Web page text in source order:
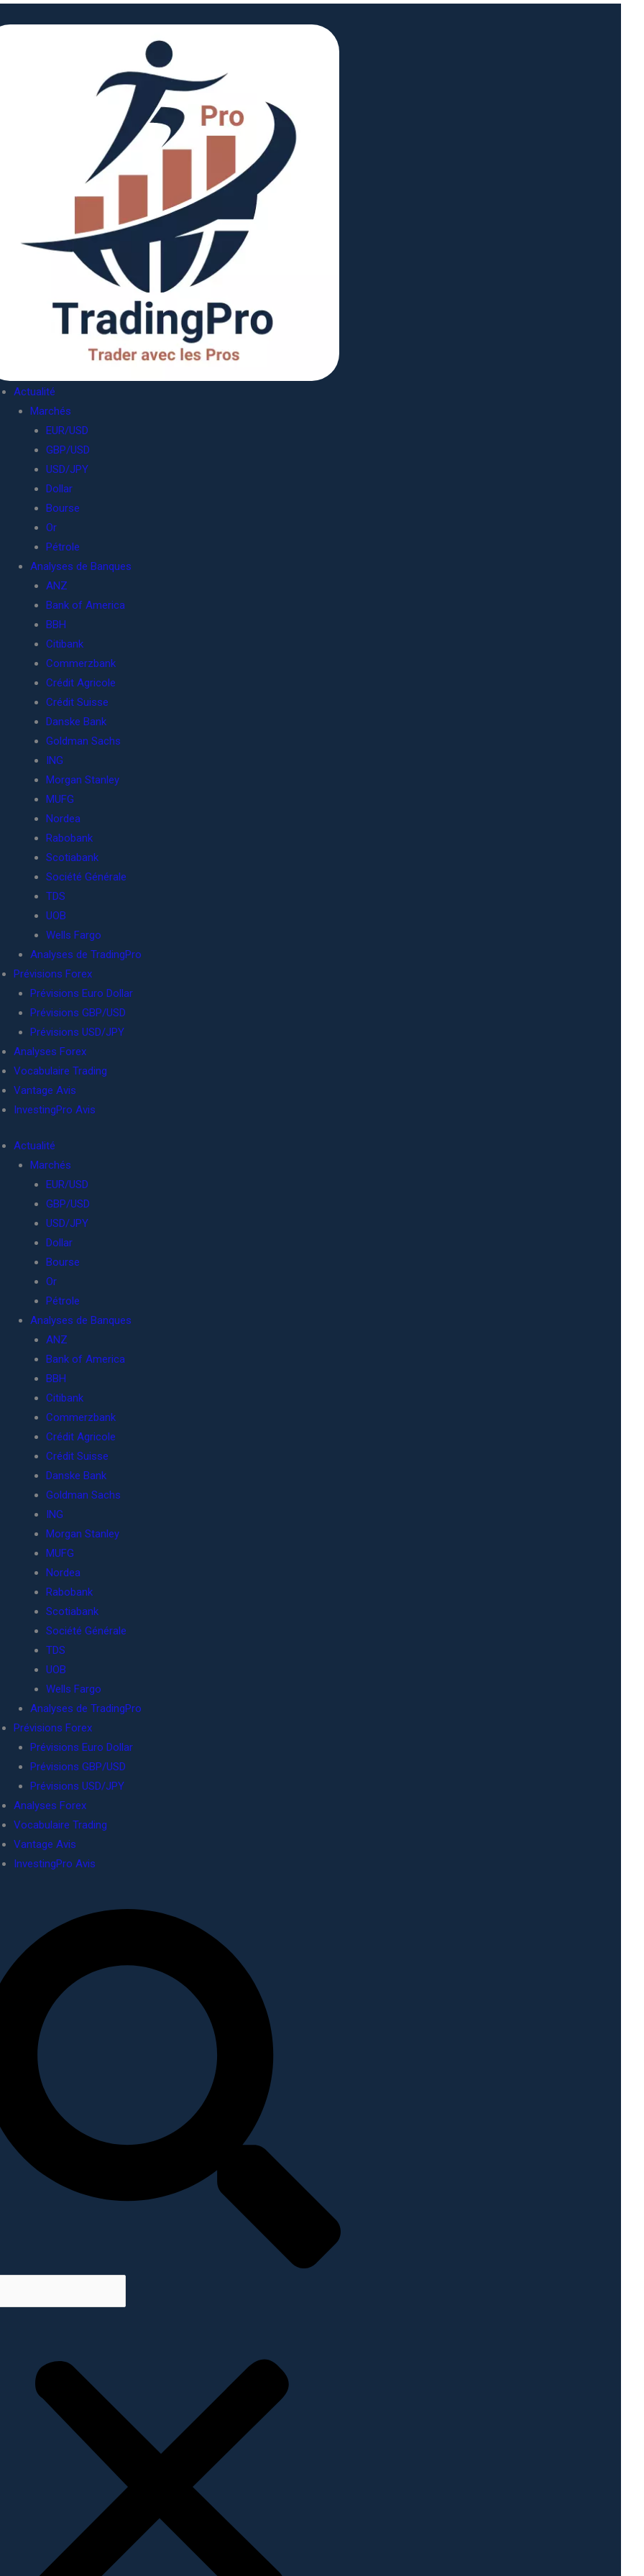
Actualité
Marchés
EUR/USD
GBP/USD
USD/JPY
Dollar
Bourse
Or
Pétrole
Analyses de Banques
ANZ
Bank of America
BBH
Citibank
Commerzbank
Crédit Agricole
Crédit Suisse
Danske Bank
Goldman Sachs
ING
Morgan Stanley
MUFG
Nordea
Rabobank
Scotiabank
Société Générale
TDS
UOB
Wells Fargo
Analyses de TradingPro
Prévisions Forex
Prévisions Euro Dollar
Prévisions GBP/USD
Prévisions USD/JPY
Analyses Forex
Vocabulaire Trading
Vantage Avis
InvestingPro Avis
Actualité
Marchés
EUR/USD
GBP/USD
USD/JPY
Dollar
Bourse
Or
Pétrole
Analyses de Banques
ANZ
Bank of America
BBH
Citibank
Commerzbank
Crédit Agricole
Crédit Suisse
Danske Bank
Goldman Sachs
ING
Morgan Stanley
MUFG
Nordea
Rabobank
Scotiabank
Société Générale
TDS
UOB
Wells Fargo
Analyses de TradingPro
Prévisions Forex
Prévisions Euro Dollar
Prévisions GBP/USD
Prévisions USD/JPY
Analyses Forex
Vocabulaire Trading
Vantage Avis
InvestingPro Avis